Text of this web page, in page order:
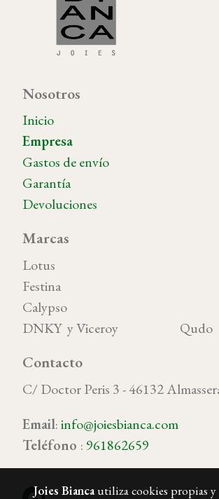
Nosotros
Inicio
Empresa
Gastos de envío
Garantía
Devoluciones
Marcas
Lotus
Festina
Calypso
DNKY y Viceroy Qudo
Contacto
C/ Doctor Peris 3 - 46132
Email:info@joiesbianca.com
Teléfono : 961862659
Joies Biancautiliza cookies propias y